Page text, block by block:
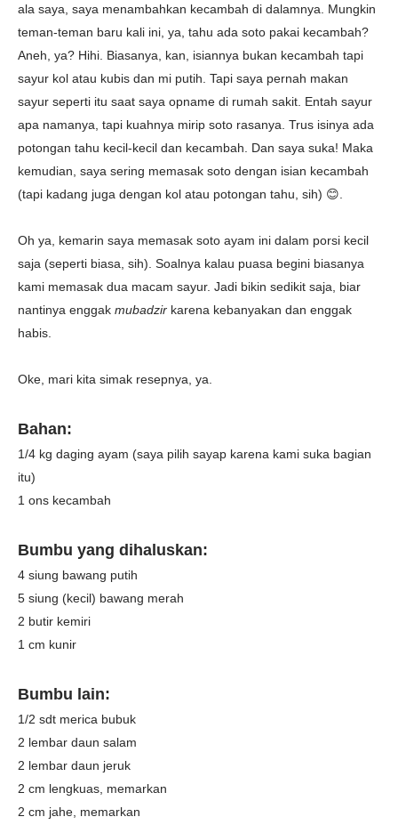
ala saya, saya menambahkan kecambah di dalamnya. Mungkin
teman-teman baru kali ini, ya, tahu ada soto pakai kecambah?
Aneh, ya? Hihi. Biasanya, kan, isiannya bukan kecambah tapi
sayur kol atau kubis dan mi putih. Tapi saya pernah makan
sayur seperti itu saat saya opname di rumah sakit. Entah sayur
apa namanya, tapi kuahnya mirip soto rasanya. Trus isinya ada
potongan tahu kecil-kecil dan kecambah. Dan saya suka! Maka
kemudian, saya sering memasak soto dengan isian kecambah
(tapi kadang juga dengan kol atau potongan tahu, sih) 😊.
Oh ya, kemarin saya memasak soto ayam ini dalam porsi kecil
saja (seperti biasa, sih). Soalnya kalau puasa begini biasanya
kami memasak dua macam sayur. Jadi bikin sedikit saja, biar
nantinya enggak mubadzir karena kebanyakan dan enggak
habis.
Oke, mari kita simak resepnya, ya.
Bahan:
1/4 kg daging ayam (saya pilih sayap karena kami suka bagian
itu)
1 ons kecambah
Bumbu yang dihaluskan:
4 siung bawang putih
5 siung (kecil) bawang merah
2 butir kemiri
1 cm kunir
Bumbu lain:
1/2 sdt merica bubuk
2 lembar daun salam
2 lembar daun jeruk
2 cm lengkuas, memarkan
2 cm jahe, memarkan